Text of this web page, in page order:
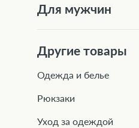
Для мужчин
Другие товары
Одежда и белье
Рюкзаки
Уход за одеждой